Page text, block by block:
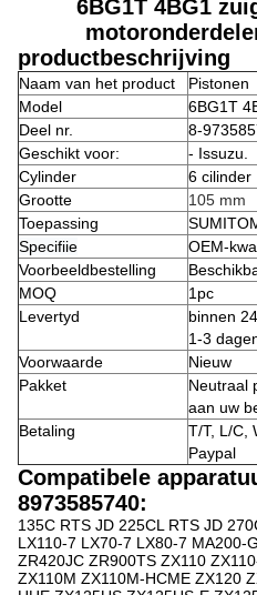
6BG1T 4BG1
productbeschrijving
Naam van het product
Pistonen
Model
6BG1T
Deel nr.
8-
Geschikt voor:
- Issuzu.
Cylinder
6 cilinder
Grootte
105 mm
Toepassing
Specifiie
OEM-
Voorbeeldbestelling
MOQ
1pc
Levertyd
binnen
1-3
Voorwaarde
Nieuw
Pakket
Neutraal
aan uw
Betaling
T/T, L/C,
Paypal
Compatibele
8973585740:
135C RTS JD 225CL RTS JD
LX110-7 LX70-7 LX80-7 MA200-
ZR420JC ZR900TS ZX110
ZX110M ZX110M-HCME ZX120